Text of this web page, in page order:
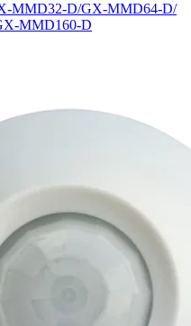
MMD32-D/GX-MMD64-D/
MMD160-D